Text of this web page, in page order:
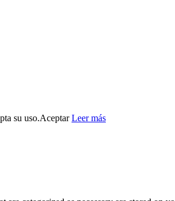
su uso.Aceptar Leer más